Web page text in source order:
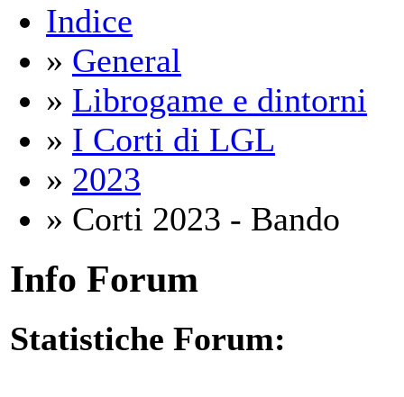
Indice
» General
» Librogame e dintorni
» I Corti di LGL
» 2023
» Corti 2023 - Bando
Info Forum
Statistiche Forum: